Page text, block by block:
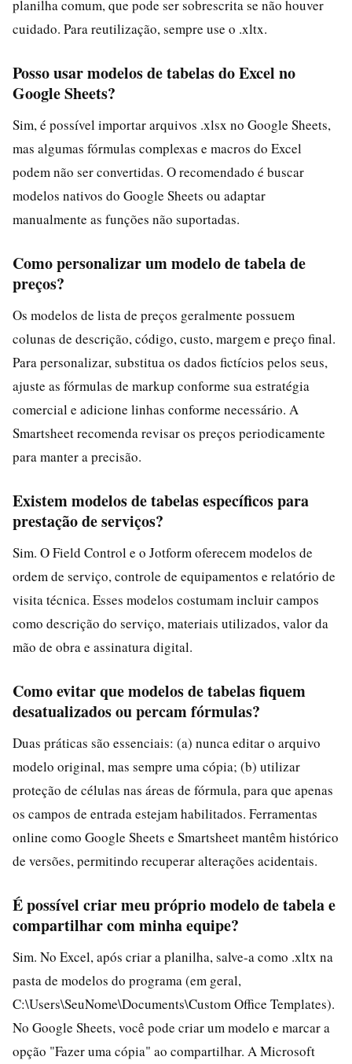
planilha comum, que pode ser sobrescrita se não houver
cuidado. Para reutilização, sempre use o .xltx.
Posso usar modelos de tabelas do Excel no
Google Sheets?
Sim, é possível importar arquivos .xlsx no Google Sheets,
mas algumas fórmulas complexas e macros do Excel
podem não ser convertidas. O recomendado é buscar
modelos nativos do Google Sheets ou adaptar
manualmente as funções não suportadas.
Como personalizar um modelo de tabela de
preços?
Os modelos de lista de preços geralmente possuem
colunas de descrição, código, custo, margem e preço final.
Para personalizar, substitua os dados fictícios pelos seus,
ajuste as fórmulas de markup conforme sua estratégia
comercial e adicione linhas conforme necessário. A
Smartsheet recomenda revisar os preços periodicamente
para manter a precisão.
Existem modelos de tabelas específicos para
prestação de serviços?
Sim. O Field Control e o Jotform oferecem modelos de
ordem de serviço, controle de equipamentos e relatório de
visita técnica. Esses modelos costumam incluir campos
como descrição do serviço, materiais utilizados, valor da
mão de obra e assinatura digital.
Como evitar que modelos de tabelas fiquem
desatualizados ou percam fórmulas?
Duas práticas são essenciais: (a) nunca editar o arquivo
modelo original, mas sempre uma cópia; (b) utilizar
proteção de células nas áreas de fórmula, para que apenas
os campos de entrada estejam habilitados. Ferramentas
online como Google Sheets e Smartsheet mantêm histórico
de versões, permitindo recuperar alterações acidentais.
É possível criar meu próprio modelo de tabela e
compartilhar com minha equipe?
Sim. No Excel, após criar a planilha, salve-a como .xltx na
pasta de modelos do programa (em geral,
C:\Users\SeuNome\Documents\Custom Office Templates).
No Google Sheets, você pode criar um modelo e marcar a
opção "Fazer uma cópia" ao compartilhar. A Microsoft